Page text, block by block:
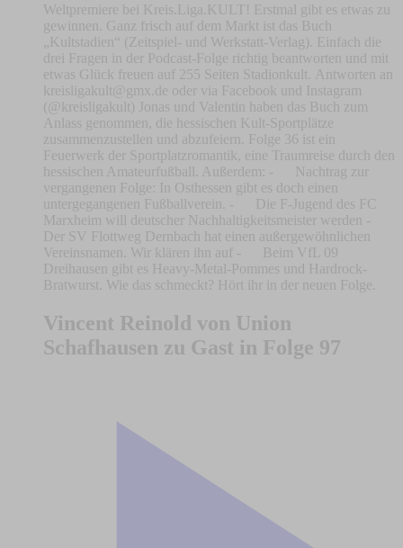
Weltpremiere bei Kreis.Liga.KULT! Erstmal gibt es etwas zu
gewinnen. Ganz frisch auf dem Markt ist das Buch
„Kultstadien“ (Zeitspiel- und Werkstatt-Verlag). Einfach die
drei Fragen in der Podcast-Folge richtig beantworten und mit
etwas Glück freuen auf 255 Seiten Stadionkult. Antworten an
kreisligakult@gmx.de oder via Facebook und Instagram
(@kreisligakult) Jonas und Valentin haben das Buch zum
Anlass genommen, die hessischen Kult-Sportplätze
zusammenzustellen und abzufeiern. Folge 36 ist ein
Feuerwerk der Sportplatzromantik, eine Traumreise durch den
hessischen Amateurfußball. Außerdem: - Nachtrag zur
vergangenen Folge: In Osthessen gibt es doch einen
untergegangenen Fußballverein. - Die F-Jugend des FC
Marxheim will deutscher Nachhaltigkeitsmeister werden -
Der SV Flottweg Dernbach hat einen außergewöhnlichen
Vereinsnamen. Wir klären ihn auf - Beim VfL 09
Dreihausen gibt es Heavy-Metal-Pommes und Hardrock-
Bratwurst. Wie das schmeckt? Hört ihr in der neuen Folge.
Vincent Reinold von Union
Schafhausen zu Gast in Folge 97